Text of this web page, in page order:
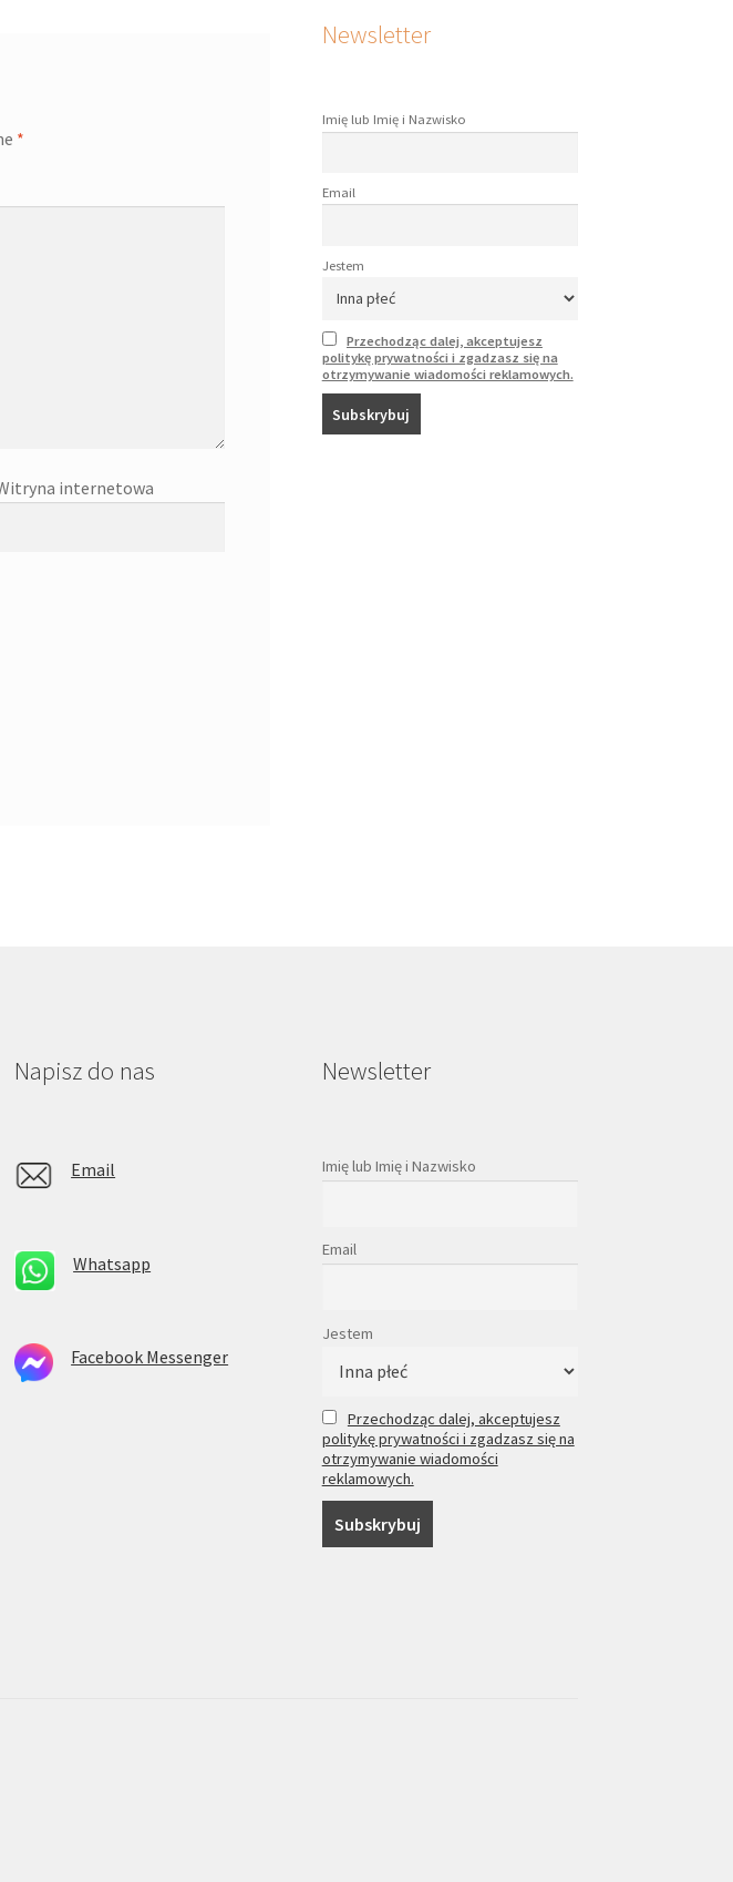
*
internetowa
Newsletter
Imię lub Imię i Nazwisko
Email
Jestem
Przechodząc dalej, akceptujesz
politykę prywatności i zgadzasz się na
otrzymywanie wiadomości reklamowych.
Napisz do nas
Email
Whatsapp
Facebook Messenger
Newsletter
Imię lub Imię i Nazwisko
Email
Jestem
Przechodząc dalej, akceptujesz
politykę prywatności i zgadzasz się na
otrzymywanie wiadomości
reklamowych.